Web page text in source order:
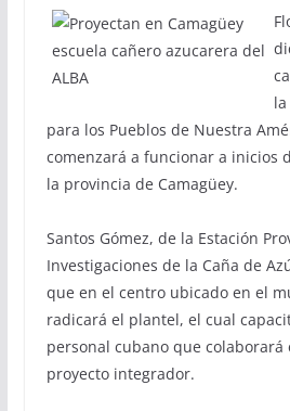
para los Pueblos de Nuestra
comenzará a funcionar a inicios
la provincia de Camagüey.
Santos Gómez, de la Estación
Investigaciones de la Caña de
que en el centro ubicado en el
radicará el plantel, el cual
personal cubano que colaborará
proyecto integrador.